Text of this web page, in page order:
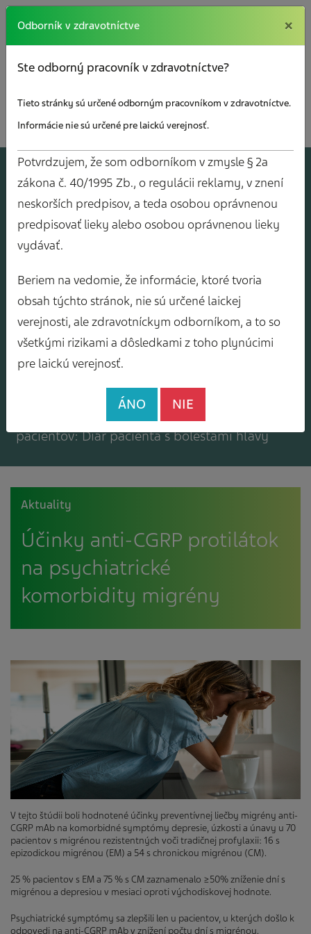
×
AJOV Y
Mám záujem o zasielanie odborného
spravodajcu
pacientov: Diár pacienta s bolesťami hlavy
Aktuality
Účinky anti-CGRP protilátok
na psychiatrické
komorbidity migrény
V tejto štúdii boli hodnotené účinky preventívnej liečby migrény anti-
CGRP mAb na komorbidné symptómy depresie, úzkosti a únavy u 70
pacientov s migrénou rezistentných voči tradičnej profylaxii: 16 s
epizodickou migrénou (EM) a 54 s chronickou migrénou (CM).
25 % pacientov s EM a 75 % s CM zaznamenalo ≥50% zníženie dní s
migrénou a depresiou v mesiaci oproti východiskovej hodnote.
Psychiatrické symptómy sa zlepšili len u pacientov, u kterých došlo k
odpovedi na anti-CGRP mAb v znížení počtu dní s migrénou.
Odborník v zdravotníctve ×
Ste odborný pracovník v zdravotníctve?
Tieto stránky sú určené odborným pracovníkom v zdravotníctve.
Informácie nie sú určené pre laickú verejnosť.
Potvrdzujem, že som odborníkom v zmysle § 2a
zákona č. 40/1995 Zb., o regulácii reklamy, v znení
neskorších predpisov, a teda osobou oprávnenou
predpisovať lieky alebo osobou oprávnenou lieky
vydávať.
Beriem na vedomie, že informácie, ktoré tvoria
obsah týchto stránok, nie sú určené laickej
verejnosti, ale zdravotníckym odborníkom, a to so
všetkými rizikami a dôsledkami z toho plynúcimi
pre laickú verejnosť.
ÁNO NIE